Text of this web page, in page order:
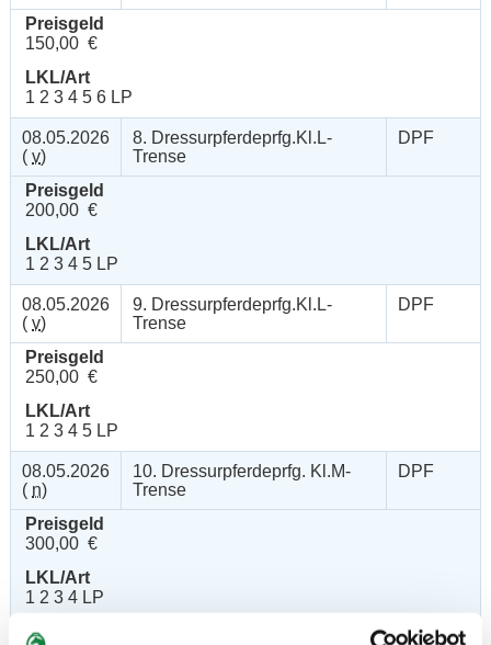
Preisgeld
150,00 €
LKL/Art
1 2 3 4 5 6 LP
08.05.2026
( v)
8. Dressurpferdeprfg.Kl.L-
Trense
DPF
Preisgeld
200,00 €
LKL/Art
1 2 3 4 5 LP
08.05.2026
( v)
9. Dressurpferdeprfg.Kl.L-
Trense
DPF
Preisgeld
250,00 €
LKL/Art
1 2 3 4 5 LP
08.05.2026
( n)
10. Dressurpferdeprfg. Kl.M-
Trense
DPF
Preisgeld
300,00 €
LKL/Art
1 2 3 4 LP
09.05.2026 DPF